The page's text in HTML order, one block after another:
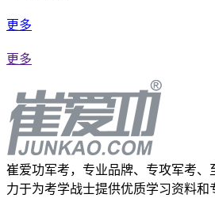
更多
更多
崔爱功军考，专业品牌、专攻军考、
力于为考学战士提供优质学习资料和